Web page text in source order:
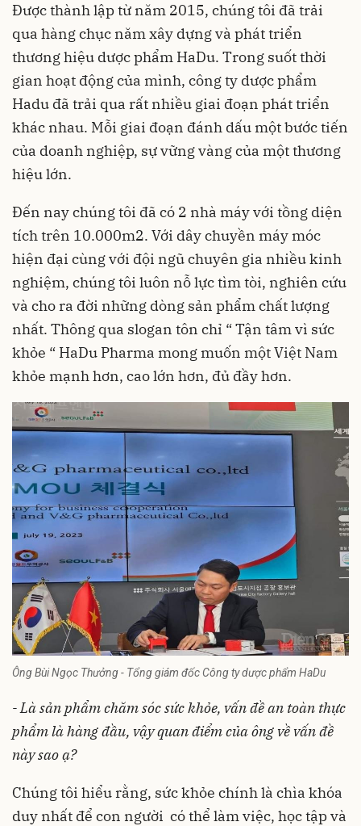
Được thành lập từ năm 2015, chúng tôi đã trải
qua hàng chục năm xây dựng và phát triển
thương hiệu dược phẩm HaDu. Trong suốt thời
gian hoạt động của mình, công ty dược phẩm
Hadu đã trải qua rất nhiều giai đoạn phát triển
khác nhau. Mỗi giai đoạn đánh dấu một bước tiến
của doanh nghiệp, sự vững vàng của một thương
hiệu lớn.
Đến nay chúng tôi đã có 2 nhà máy với tồng diện
tích trên 10.000m2. Với dây chuyền máy móc
hiện đại cùng với đội ngũ chuyên gia nhiều kinh
nghiệm, chúng tôi luôn nỗ lực tìm tòi, nghiên cứu
và cho ra đời những dòng sản phẩm chất lượng
nhất. Thông qua slogan tôn chỉ “ Tận tâm vì sức
khỏe “ HaDu Pharma mong muốn một Việt Nam
khỏe mạnh hơn, cao lớn hơn, đủ đầy hơn.
Ông Bùi Ngọc Thưởng - Tổng giám đốc Công ty dược phẩm HaDu
- Là sản phẩm chăm sóc sức khỏe, vấn đề an toàn thực
phẩm là hàng đầu, vậy quan điểm của ông về vấn đề
này sao ạ?
Chúng tôi hiểu rằng, sức khỏe chính là chìa khóa
duy nhất để con người có thể làm việc, học tập và